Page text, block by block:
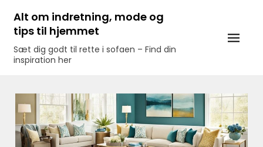
content
Alt om indretning, mode og
tips til hjemmet
Sæt dig godt til rette i sofaen – Find din
inspiration her